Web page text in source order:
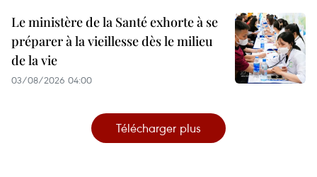
Le ministère de la Santé exhorte à se
préparer à la vieillesse dès le milieu
de la vie
03/08/2026 04:00
Télécharger plus